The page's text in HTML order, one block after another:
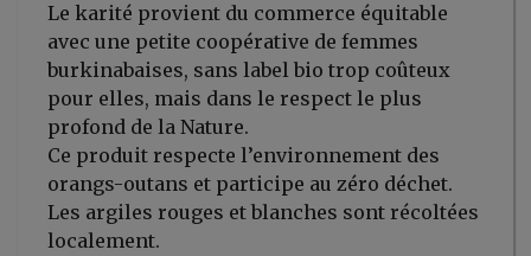
Le karité provient du commerce équitable
avec une petite coopérative de femmes
burkinabaises, sans label bio trop coûteux
pour elles, mais dans le respect le plus
profond de la Nature.
Ce produit respecte l’environnement des
orangs-outans et participe au zéro déchet.
Les argiles rouges et blanches sont récoltées
localement.